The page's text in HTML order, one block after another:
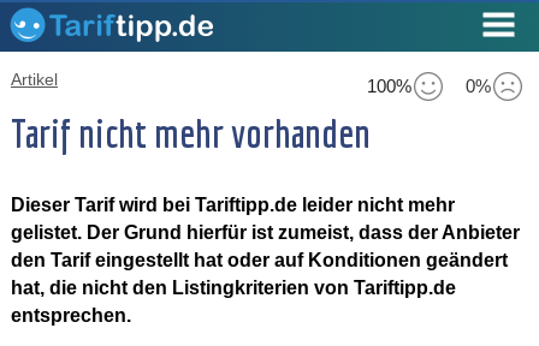
100% 0%
Artikel
Tarif nicht mehr vorhanden
Dieser Tarif wird bei Tariftipp.de leider nicht mehr
gelistet. Der Grund hierfür ist zumeist, dass der Anbieter
den Tarif eingestellt hat oder auf Konditionen geändert
hat, die nicht den Listingkriterien von Tariftipp.de
entsprechen.